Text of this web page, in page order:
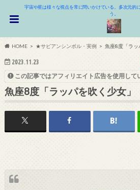
宇宙や星は様々な視点を常に問いかけている。多次元的
う。
HOME ★サビアンシンボル・実例 魚座8度「ラッ
2023.11.23
この記事ではアフィリエイト広告を使用して
魚座8度「ラッパを吹く少女」